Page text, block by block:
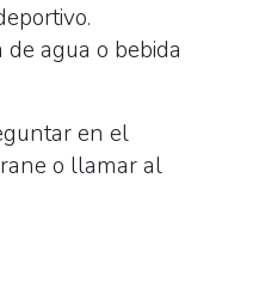
agua o bebida
en el
o llamar al